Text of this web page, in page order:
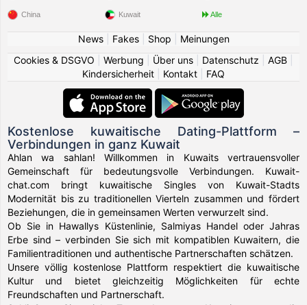
China Kuwait Alle
News| Fakes| Shop
Meinungen
Cookies & DSGVO
Werbung Über uns Datenschutz AGB
Kindersicherheit
Kontakt FAQ
Kostenlose kuwaitische Dating-Plattform –
Verbindungen in ganz Kuwait
Ahlan wa sahlan! Willkommen in Kuwaits vertrauensvoller
Gemeinschaft für bedeutungsvolle Verbindungen. Kuwait-
chat.com bringt kuwaitische Singles von Kuwait-Stadts
Modernität bis zu traditionellen Vierteln zusammen und fördert
Beziehungen, die in gemeinsamen Werten verwurzelt sind.
Ob Sie in Hawallys Küstenlinie, Salmiyas Handel oder Jahras
Erbe sind – verbinden Sie sich mit kompatiblen Kuwaitern, die
Familientraditionen und authentische Partnerschaften schätzen.
Unsere völlig kostenlose Plattform respektiert die kuwaitische
Kultur und bietet gleichzeitig Möglichkeiten für echte
Freundschaften und Partnerschaft.